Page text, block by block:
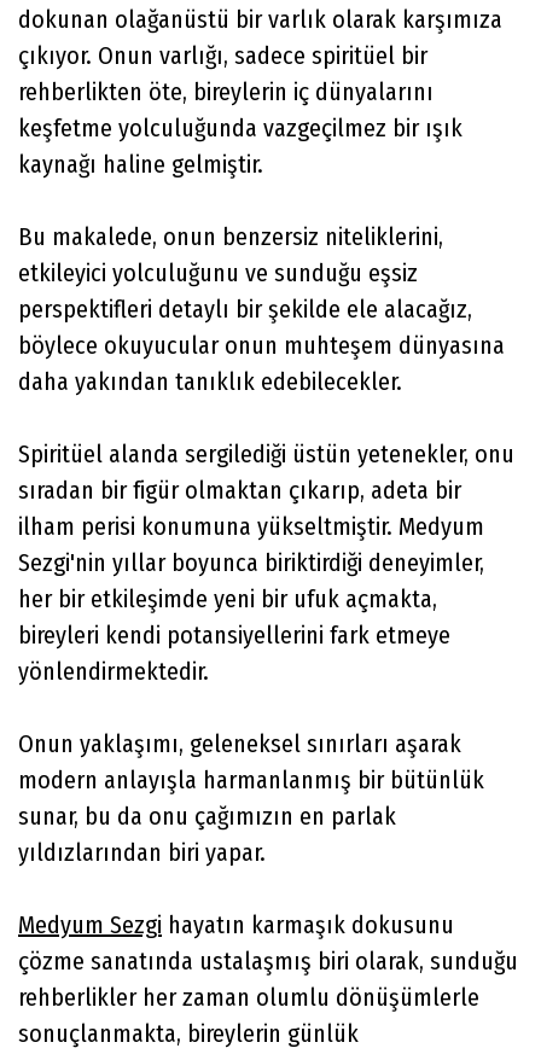
dokunan olağanüstü bir varlık olarak karşımıza
çıkıyor. Onun varlığı, sadece spiritüel bir
rehberlikten öte, bireylerin iç dünyalarını
keşfetme yolculuğunda vazgeçilmez bir ışık
kaynağı haline gelmiştir.
Bu makalede, onun benzersiz niteliklerini,
etkileyici yolculuğunu ve sunduğu eşsiz
perspektifleri detaylı bir şekilde ele alacağız,
böylece okuyucular onun muhteşem dünyasına
daha yakından tanıklık edebilecekler.
Spiritüel alanda sergilediği üstün yetenekler, onu
sıradan bir figür olmaktan çıkarıp, adeta bir
ilham perisi konumuna yükseltmiştir. Medyum
Sezgi'nin yıllar boyunca biriktirdiği deneyimler,
her bir etkileşimde yeni bir ufuk açmakta,
bireyleri kendi potansiyellerini fark etmeye
yönlendirmektedir.
Onun yaklaşımı, geleneksel sınırları aşarak
modern anlayışla harmanlanmış bir bütünlük
sunar, bu da onu çağımızın en parlak
yıldızlarından biri yapar.
Medyum Sezgi hayatın karmaşık dokusunu
çözme sanatında ustalaşmış biri olarak, sunduğu
rehberlikler her zaman olumlu dönüşümlerle
sonuçlanmakta, bireylerin günlük